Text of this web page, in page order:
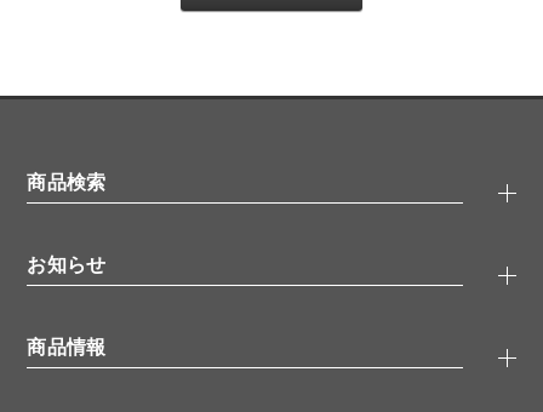
商品検索
タンパク質検索
ELISA/ELISpot検索
品番検索
お知らせ
無料サンプル
商品情報